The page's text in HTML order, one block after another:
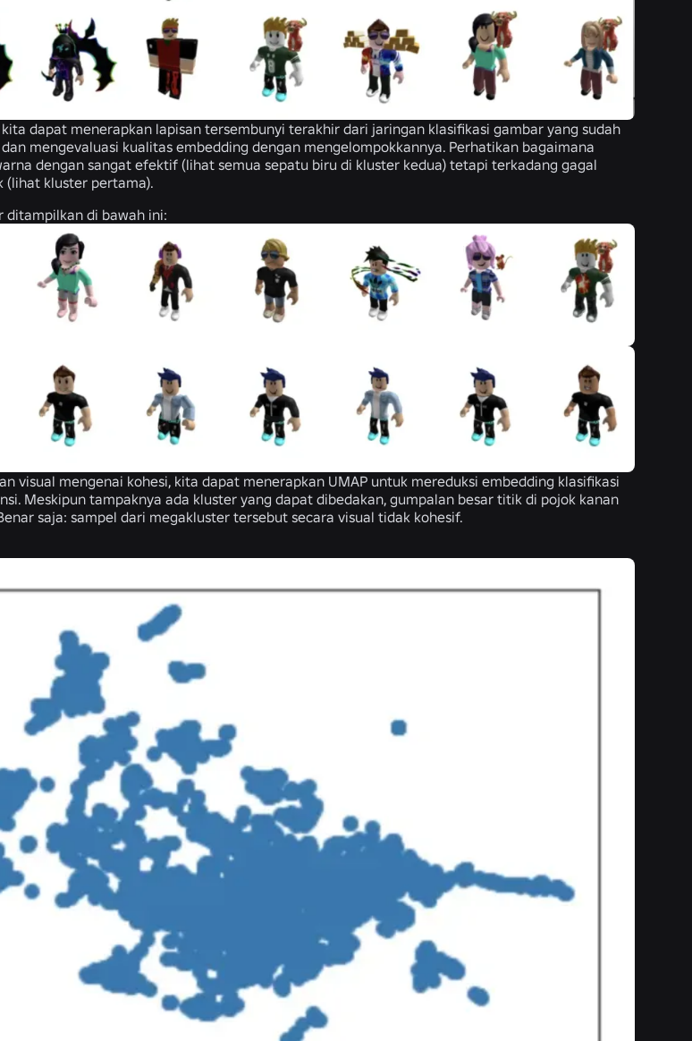
dapat menerapkan lapisan tersembunyi terakhir dari jaringan klasifikasi gambar yang sudah
mengevaluasi kualitas embedding dengan mengelompokkannya. Perhatikan bagaimana
dengan sangat efektif (lihat semua sepatu biru di kluster kedua) tetapi terkadang gagal
(lihat kluster pertama).
di bawah ini:
visual mengenai kohesi, kita dapat menerapkan UMAP untuk mereduksi embedding klasifikasi
Meskipun tampaknya ada kluster yang dapat dibedakan, gumpalan besar titik di pojok kanan
saja: sampel dari megakluster tersebut secara visual tidak kohesif.